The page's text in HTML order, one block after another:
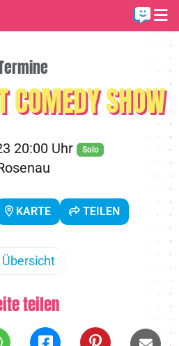
COMEDY SHOW
20:00 Uhr Solo
KARTE TEILEN
teilen